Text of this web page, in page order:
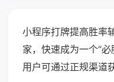
小程序打牌提高胜率
家，快速成为一个“
用户可通过正规渠道